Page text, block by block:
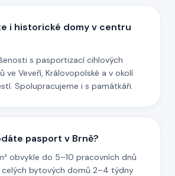
i historické domy v centru
s pasportizací cihlových
ve Veveří, Královopolské a v okolí
Spolupracujeme i s památkáři.
pasport v Brně?
obvykle do 5–10 pracovních dnů
celých bytových domů 2–4 týdny